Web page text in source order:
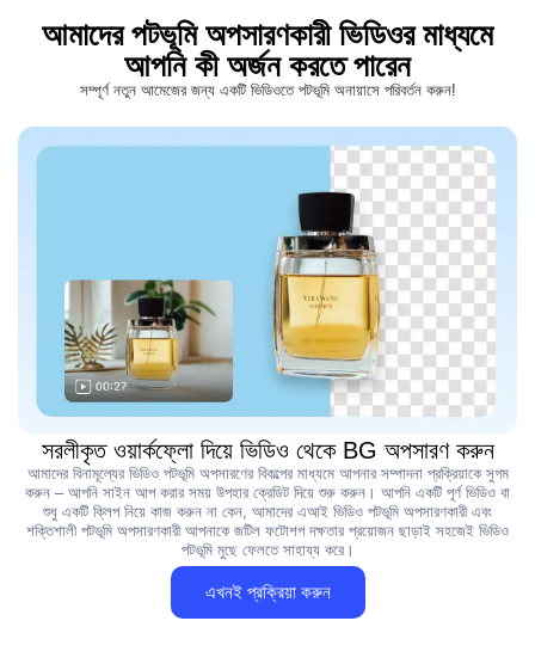
আমাদের পটভূমি অপসারণকারী ভিডিওর মাধ্যমে
আপনি কী অর্জন করতে পারেন
সম্পূর্ণ নতুন আমেজের জন্য একটি ভিডিওতে পটভূমি অনায়াসে পরিবর্তন করুন!
সরলীকৃত ওয়ার্কফ্লো দিয়ে ভিডিও থেকে BG অপসারণ করুন
আমাদের বিনামূল্যের ভিডিও পটভূমি অপসারণের বিকল্পের মাধ্যমে আপনার সম্পাদনা প্রক্রিয়াকে সুগম
করুন – আপনি সাইন আপ করার সময় উপহার ক্রেডিট দিয়ে শুরু করুন। আপনি একটি পূর্ণ ভিডিও বা
শুধু একটি ক্লিপ নিয়ে কাজ করুন না কেন, আমাদের এআই ভিডিও পটভূমি অপসারণকারী এবং
শক্তিশালী পটভূমি অপসারণকারী আপনাকে জটিল ফটোশপ দক্ষতার প্রয়োজন ছাড়াই সহজেই ভিডিও
পটভূমি মুছে ফেলতে সাহায্য করে।
এখনই প্রক্রিয়া করুন